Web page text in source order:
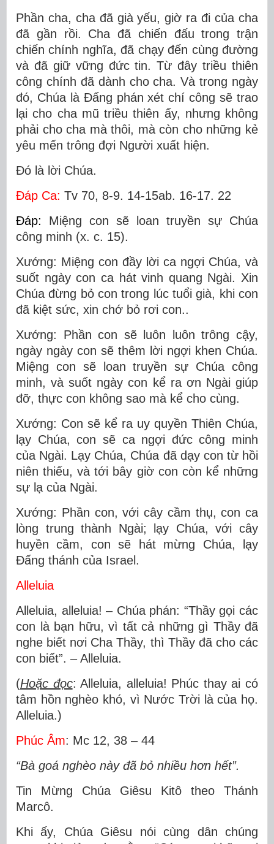
Phần cha, cha đã già yếu, giờ ra đi của cha
đã gần rồi. Cha đã chiến đấu trong trận
chiến chính nghĩa, đã chạy đến cùng đường
và đã giữ vững đức tin. Từ đây triều thiên
công chính đã dành cho cha. Và trong ngày
đó, Chúa là Ðấng phán xét chí công sẽ trao
lại cho cha mũ triều thiên ấy, nhưng không
phải cho cha mà thôi, mà còn cho những kẻ
yêu mến trông đợi Người xuất hiện.
Ðó là lời Chúa.
Ðáp Ca: Tv 70, 8-9. 14-15ab. 16-17. 22
Ðáp: Miệng con sẽ loan truyền sự Chúa
công minh (x. c. 15).
Xướng: Miệng con đầy lời ca ngợi Chúa, và
suốt ngày con ca hát vinh quang Ngài. Xin
Chúa đừng bỏ con trong lúc tuổi già, khi con
đã kiệt sức, xin chớ bỏ rơi con..
Xướng: Phần con sẽ luôn luôn trông cậy,
ngày ngày con sẽ thêm lời ngợi khen Chúa.
Miệng con sẽ loan truyền sự Chúa công
minh, và suốt ngày con kể ra ơn Ngài giúp
đỡ, thực con không sao mà kể cho cùng.
Xướng: Con sẽ kể ra uy quyền Thiên Chúa,
lạy Chúa, con sẽ ca ngợi đức công minh
của Ngài. Lạy Chúa, Chúa đã dạy con từ hồi
niên thiếu, và tới bây giờ con còn kể những
sự lạ của Ngài.
Xướng: Phần con, với cây cầm thụ, con ca
lòng trung thành Ngài; lạy Chúa, với cây
huyền cầm, con sẽ hát mừng Chúa, lạy
Ðấng thánh của Israel.
Alleluia
Alleluia, alleluia! – Chúa phán: “Thầy gọi các
con là bạn hữu, vì tất cả những gì Thầy đã
nghe biết nơi Cha Thầy, thì Thầy đã cho các
con biết”. – Alleluia.
(Hoặc đọc: Alleluia, alleluia! Phúc thay ai có
tâm hồn nghèo khó, vì Nước Trời là của họ.
Alleluia.)
Phúc Âm: Mc 12, 38 – 44
“Bà goá nghèo này đã bỏ nhiều hơn hết”.
Tin Mừng Chúa Giêsu Kitô theo Thánh
Marcô.
Khi ấy, Chúa Giêsu nói cùng dân chúng